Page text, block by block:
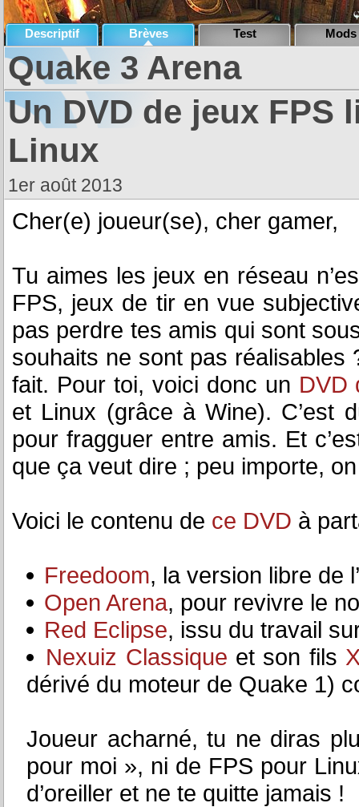
Descriptif Brèves Test Mods
Quake 3 Arena
Un DVD de jeux
Linux
1er août 2013
Cher(e) joueur(se), cher gamer,
Tu aimes les jeux en réseau
FPS, jeux de tir en vue
pas perdre tes amis qui sont
souhaits ne sont pas réalisables
fait. Pour toi, voici donc un DVD
et Linux (grâce à Wine). C’est
pour fragguer entre amis. Et
que ça veut dire ; peu importe, on
Voici le contenu de ce DVD à
Freedoom, la version libre de
Open Arena, pour revivre le
Red Eclipse, issu du travail
Nexuiz Classique et son fils
dérivé du moteur de Quake 1)
Joueur acharné, tu ne diras
pour moi », ni de FPS pour
d’oreiller et ne te quitte jamais !